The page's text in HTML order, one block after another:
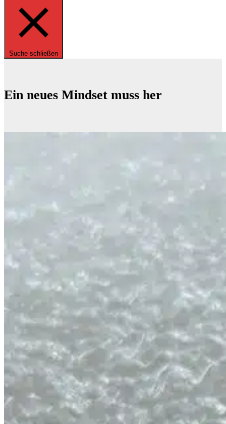
Suche schließen
Ein neues Mindset muss her